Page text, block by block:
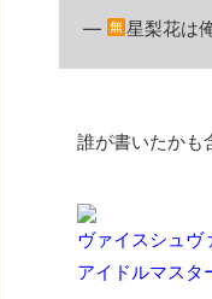
わずか３
まっぷた
凡庸な悪
お前らの
— 星梨花は
誰が書いたかも
ヴァイスシュヴ
アイドルマスタ